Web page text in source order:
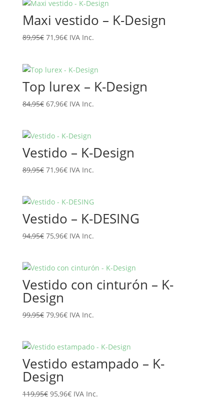
era:
94,95€.
es:
75,96€.
Maxi vestido – K-Design
89,95€ El
era:
89,95€.
71,96€El
es:
71,96€.
IVA Inc.
Top lurex – K-Design
84,95€ El
era:
84,95€.
67,96€El
es:
67,96€.
IVA Inc.
Vestido – K-Design
89,95€ El
era:
89,95€.
71,96€El
es:
71,96€.
IVA Inc.
Vestido – K-DESING
94,95€ El
era:
94,95€.
75,96€El
es:
75,96€.
IVA Inc.
Vestido con cinturón – K-
Design
99,95€ El
era:
99,95€.
79,96€El
es:
79,96€.
IVA Inc.
Vestido estampado – K-
Design
119,95€ El
95,96€ElIVA Inc.